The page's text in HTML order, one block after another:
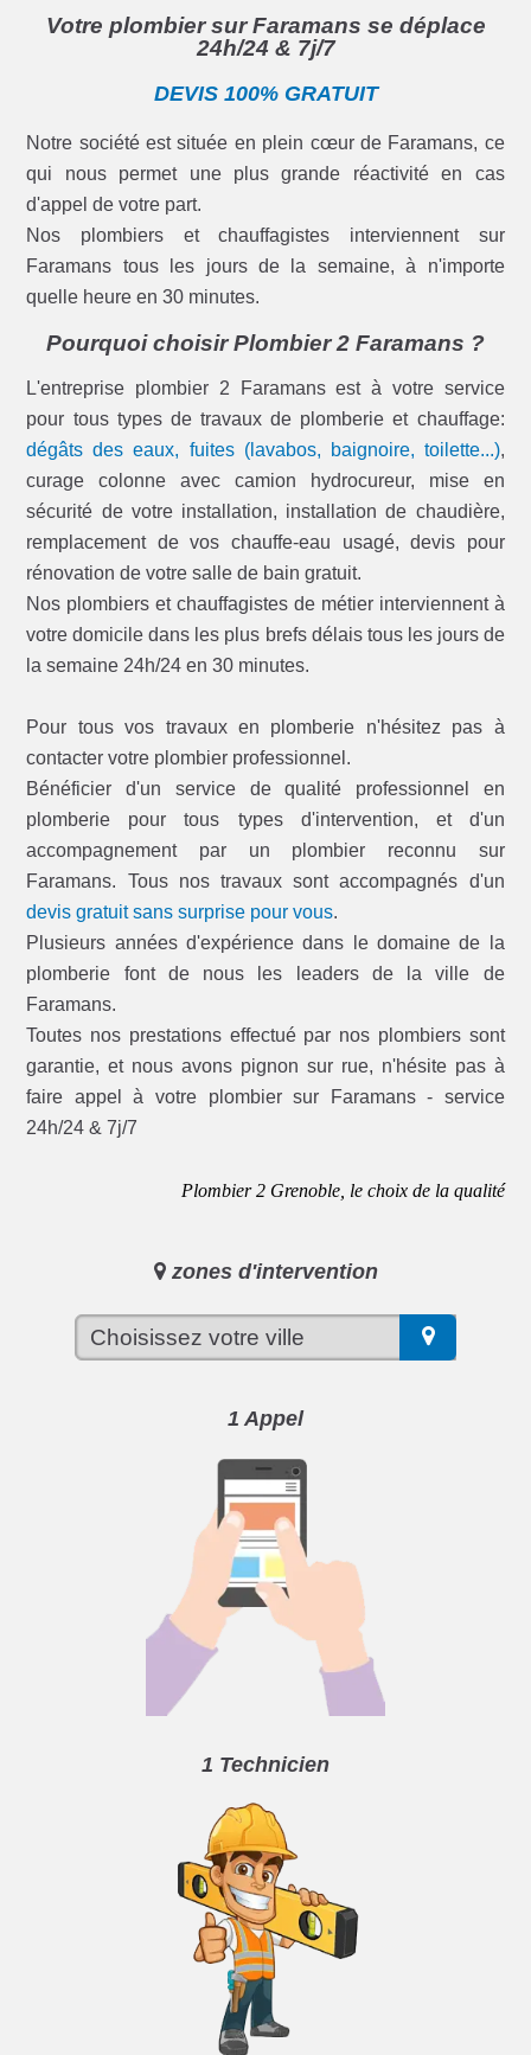
Votre plombier sur Faramans se déplace
24h/24 & 7j/7
DEVIS 100% GRATUIT
Notre société est située en plein cœur de Faramans, ce
qui nous permet une plus grande réactivité en cas
d'appel de votre part.
Nos plombiers et chauffagistes interviennent sur
Faramans tous les jours de la semaine, à n'importe
quelle heure en 30 minutes.
Pourquoi choisir Plombier 2 Faramans ?
L'entreprise plombier 2 Faramans est à votre service
pour tous types de travaux de plomberie et chauffage:
dégâts des eaux, fuites (lavabos, baignoire, toilette...),
curage colonne avec camion hydrocureur, mise en
sécurité de votre installation, installation de chaudière,
remplacement de vos chauffe-eau usagé, devis pour
rénovation de votre salle de bain gratuit.
Nos plombiers et chauffagistes de métier interviennent à
votre domicile dans les plus brefs délais tous les jours de
la semaine 24h/24 en 30 minutes.
Pour tous vos travaux en plomberie n'hésitez pas à
contacter votre plombier professionnel.
Bénéficier d'un service de qualité professionnel en
plomberie pour tous types d'intervention, et d'un
accompagnement par un plombier reconnu sur
Faramans. Tous nos travaux sont accompagnés d'un
devis gratuit sans surprise pour vous.
Plusieurs années d'expérience dans le domaine de la
plomberie font de nous les leaders de la ville de
Faramans.
Toutes nos prestations effectué par nos plombiers sont
garantie, et nous avons pignon sur rue, n'hésite pas à
faire appel à votre plombier sur Faramans - service
24h/24 & 7j/7
Plombier 2 Grenoble, le choix de la qualité
zones d'intervention
1 Appel
1 Technicien